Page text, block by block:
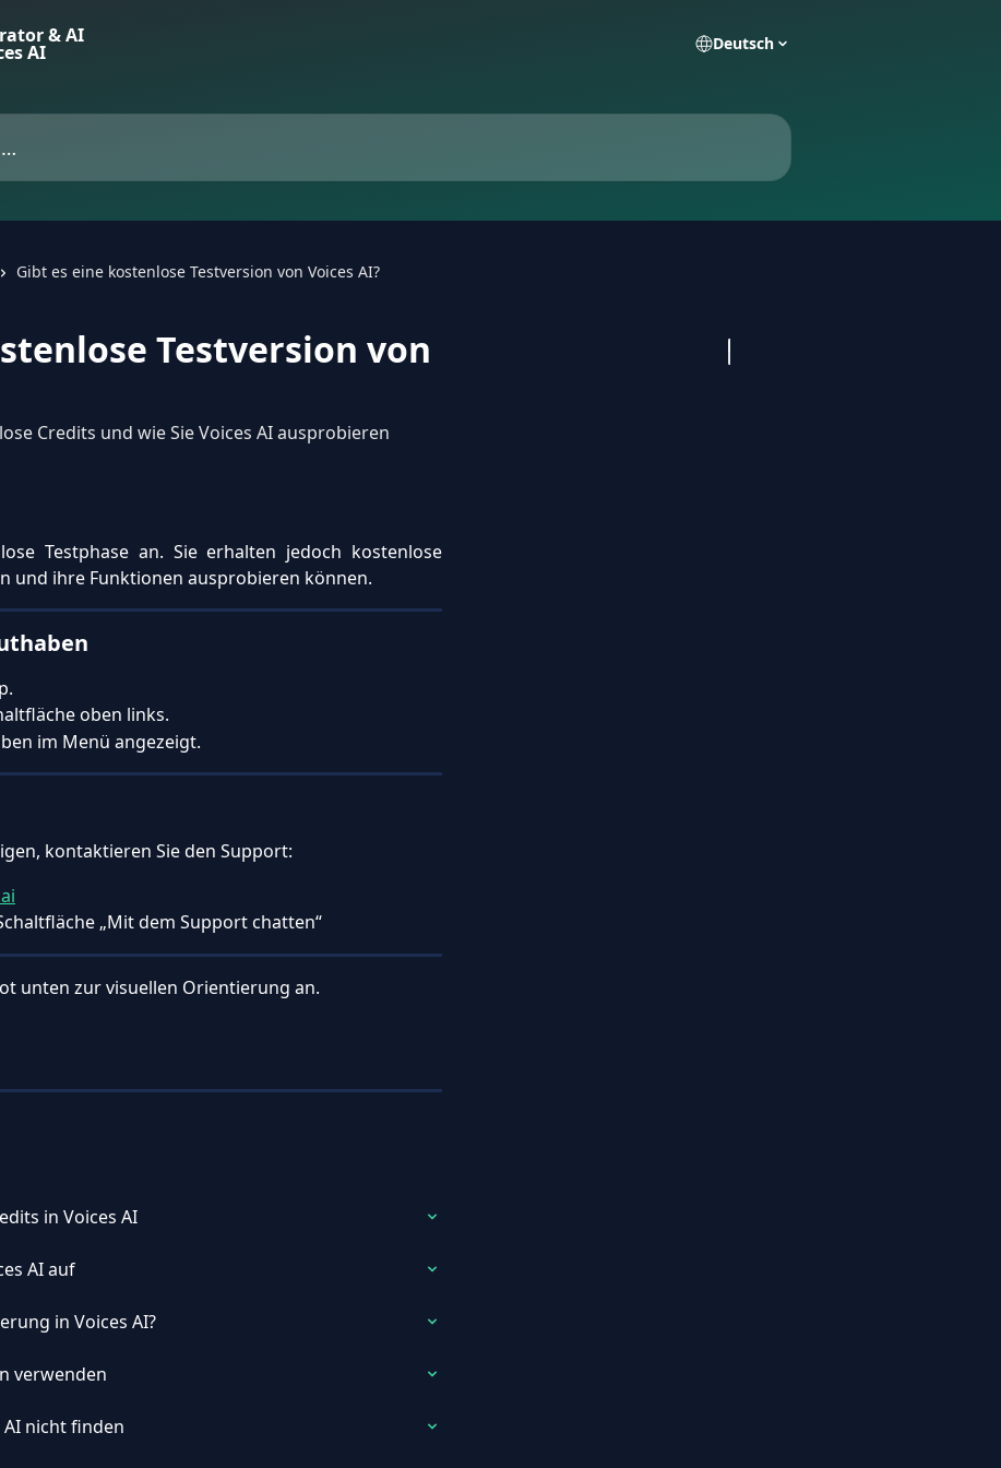
Deutsch
Gibt es eine kostenlose Testversion von Voices AI?
Testversion von
Credits und wie Sie Voices AI ausprobieren
Testphase an. Sie erhalten jedoch kostenlose
und ihre Funktionen ausprobieren können.
oben links.
im Menü angezeigt.
kontaktieren Sie den Support:
„Mit dem Support chatten“
unten zur visuellen Orientierung an.
in Voices AI
AI auf
in Voices AI?
verwenden
AI nicht finden